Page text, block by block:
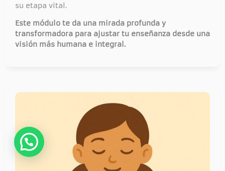
su etapa vital.
Este módulo te da una mirada profunda y
transformadora para ajustar tu enseñanza desde una
visión más humana e integral.